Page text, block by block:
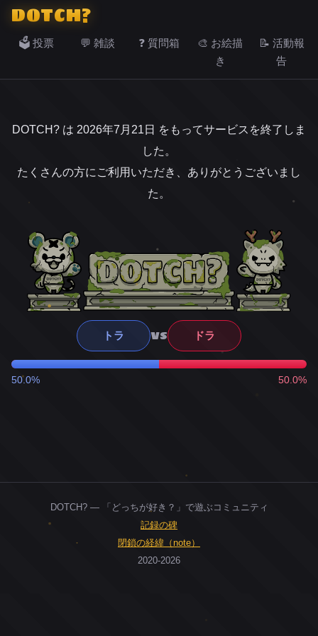
DOTCH?
🗳️ 投票 💬 雑談 ❓ 質問箱
🎨 お絵描
き
📝 活動報
告
DOTCH? は 2026年7月21日 をもってサービスを終了しま
した。
たくさんの方にご利用いただき、ありがとうございまし
た。
トラ VS ドラ
50.0% 50.0%
DOTCH? — 「どっちが好き？」で遊ぶコミュニティ
記録の碑
閉鎖の経緯（note）
2020-2026